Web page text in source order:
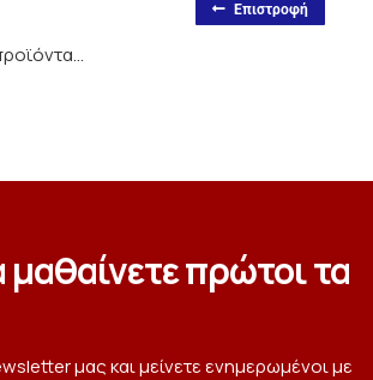
Επιστροφή
μαθαίνετε πρώτοι τα
μας και μείνετε ενημερωμένοι με